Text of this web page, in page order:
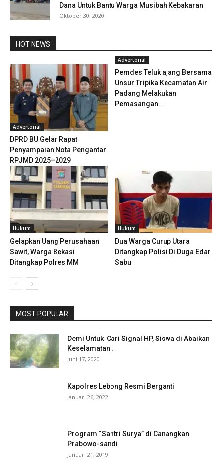
Dana Untuk Bantu Warga Musibah Kebakaran
Oktober 30, 2020
HOT NEWS
Advertorial
DPRD BU Gelar Rapat
Penyampaian Nota Pengantar
RPJMD 2025–2029
Advertorial
Pemdes Teluk ajang Bersama
Unsur Tripika Kecamatan Air
Padang Melakukan
Pemasangan...
Hukum
Gelapkan Uang Perusahaan
Sawit, Warga Bekasi
Ditangkap Polres MM
Hukum
Dua Warga Curup Utara
Ditangkap Polisi Di Duga Edar
Sabu
MOST POPULAR
Demi Untuk Cari Signal HP, Siswa di Abaikan
Keselamatan .
Juni 17, 2020
Kapolres Lebong Resmi Berganti
Januari 26, 2022
Program “Santri Surya” di Canangkan
Prabowo-sandi
Januari 21, 2019